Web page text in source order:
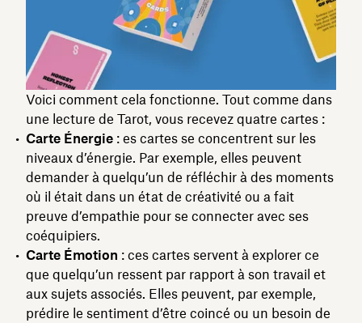
Voici comment cela fonctionne. Tout comme dans
une lecture de Tarot, vous recevez quatre cartes :
Carte Énergie : es cartes se concentrent sur les
niveaux d’énergie. Par exemple, elles peuvent
demander à quelqu’un de réfléchir à des moments
où il était dans un état de créativité ou a fait
preuve d’empathie pour se connecter avec ses
coéquipiers.
Carte Émotion : ces cartes servent à explorer ce
que quelqu’un ressent par rapport à son travail et
aux sujets associés. Elles peuvent, par exemple,
prédire le sentiment d’être coincé ou un besoin de